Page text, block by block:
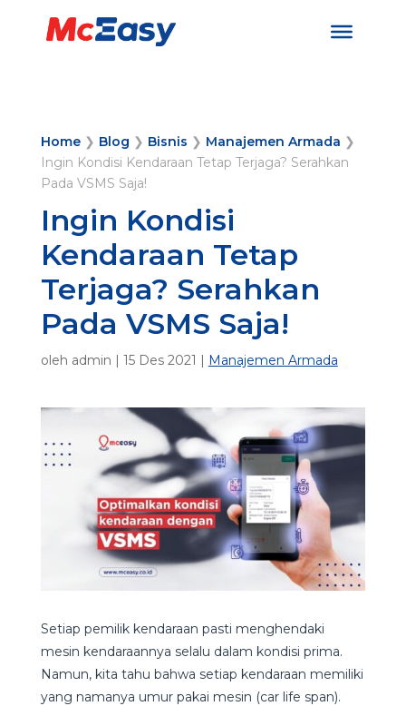
Home❯ Blog ❯ Bisnis ❯ Manajemen Armada ❯
Ingin Kondisi Kendaraan Tetap Terjaga? Serahkan
Pada VSMS Saja!
Ingin Kondisi
Kendaraan Tetap
Terjaga? Serahkan
Pada VSMS Saja!
oleh admin | 15 Des 2021 | Manajemen Armada
Setiap pemilik kendaraan pasti menghendaki
mesin kendaraannya selalu dalam kondisi prima.
Namun, kita tahu bahwa setiap kendaraan memiliki
yang namanya umur pakai mesin (car life span).